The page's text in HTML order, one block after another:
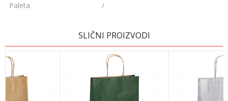
Paleta
/
Email adresa
SLIČNI PROIZVODI